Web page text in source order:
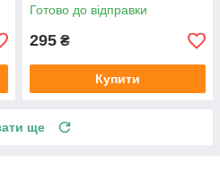
Готово до відправки
295 ₴
Купити
ще